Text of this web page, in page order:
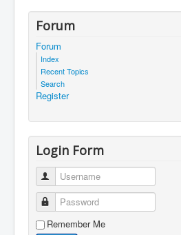
Forum
Forum
Index
Recent Topics
Search
Register
Login Form
Username
Password
Remember Me